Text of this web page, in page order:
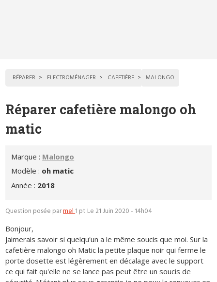
RÉPARER ELECTROMÉNAGER CAFETIÈRE MALONGO
Réparer cafetière malongo oh
matic
Marque : Malongo
Modèle : oh matic
Année : 2018
Question posée parmel1 pt Le 21 Juin 2020 - 14h04
Bonjour,
Jaimerais savoir si quelqu'un a le même soucis que moi. Sur la
cafetière malongo oh Matic la petite plaque noir qui ferme le
porte dosette est légèrement en décalage avec le support
ce qui fait qu'elle ne se lance pas peut être un soucis de